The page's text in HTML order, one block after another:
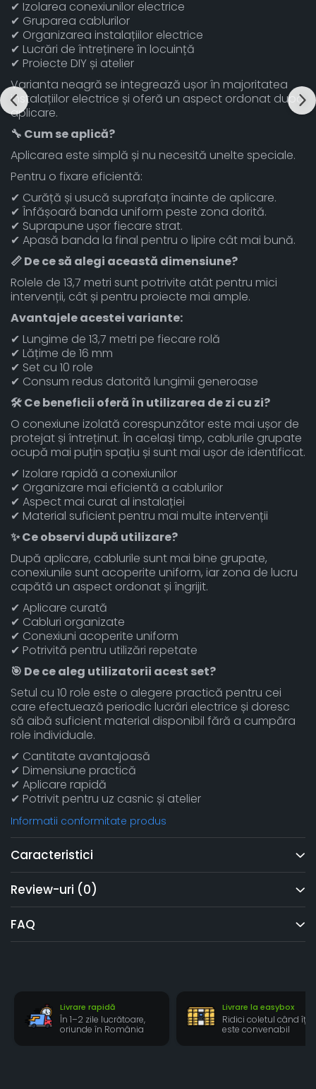
✔ Izolarea conexiunilor electrice
✔ Gruparea cablurilor
✔ Organizarea instalațiilor electrice
✔ Lucrări de întreținere în locuință
✔ Proiecte DIY și atelier
Varianta neagră se integrează ușor în majoritatea
instalațiilor electrice și oferă un aspect ordonat după
aplicare.
🔧 Cum se aplică?
Aplicarea este simplă și nu necesită unelte speciale.
Pentru o fixare eficientă:
✔ Curăță și usucă suprafața înainte de aplicare.
✔ Înfășoară banda uniform peste zona dorită.
✔ Suprapune ușor fiecare strat.
✔ Apasă banda la final pentru o lipire cât mai bună.
📏 De ce să alegi această dimensiune?
Rolele de 13,7 metri sunt potrivite atât pentru mici
intervenții, cât și pentru proiecte mai ample.
Avantajele acestei variante:
✔ Lungime de 13,7 metri pe fiecare rolă
✔ Lățime de 16 mm
✔ Set cu 10 role
✔ Consum redus datorită lungimii generoase
🛠 Ce beneficii oferă în utilizarea de zi cu zi?
O conexiune izolată corespunzător este mai ușor de
protejat și întreținut. În același timp, cablurile grupate
ocupă mai puțin spațiu și sunt mai ușor de identificat.
✔ Izolare rapidă a conexiunilor
✔ Organizare mai eficientă a cablurilor
✔ Aspect mai curat al instalației
✔ Material suficient pentru mai multe intervenții
✨ Ce observi după utilizare?
După aplicare, cablurile sunt mai bine grupate,
conexiunile sunt acoperite uniform, iar zona de lucru
capătă un aspect ordonat și îngrijit.
✔ Aplicare curată
✔ Cabluri organizate
✔ Conexiuni acoperite uniform
✔ Potrivită pentru utilizări repetate
🎯 De ce aleg utilizatorii acest set?
Setul cu 10 role este o alegere practică pentru cei
care efectuează periodic lucrări electrice și doresc
să aibă suficient material disponibil fără a cumpăra
role individuale.
✔ Cantitate avantajoasă
✔ Dimensiune practică
✔ Aplicare rapidă
✔ Potrivit pentru uz casnic și atelier
Informatii conformitate produs
Caracteristici
Review-uri (0)
FAQ
Livrare rapidă
În 1–2 zile lucrătoare,
oriunde în România
Livrare la easybox
Ridici coletul când îți
este convenabil